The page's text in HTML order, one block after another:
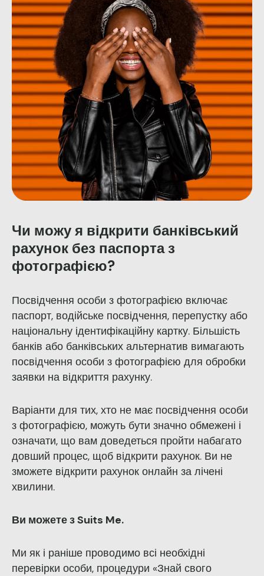
Чи можу я відкрити банківський
рахунок без паспорта з
фотографією?
Посвідчення особи з фотографією включає
паспорт, водійське посвідчення, перепустку або
національну ідентифікаційну картку. Більшість
банків або банківських альтернатив вимагають
посвідчення особи з фотографією для обробки
заявки на відкриття рахунку.
Варіанти для тих, хто не має посвідчення особи
з фотографією, можуть бути значно обмежені і
означати, що вам доведеться пройти набагато
довший процес, щоб відкрити рахунок. Ви не
зможете відкрити рахунок онлайн за лічені
хвилини.
Ви можете з Suits Me.
Ми як і раніше проводимо всі необхідні
перевірки особи, процедури «Знай свого